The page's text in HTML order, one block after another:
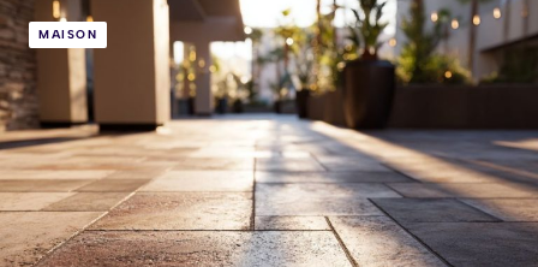
MAISON